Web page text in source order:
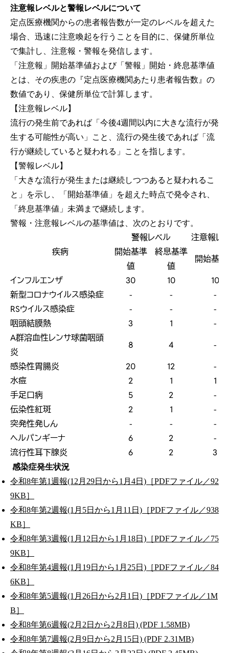
注意報レベルと警報レベルについて
定点医療機関からの患者報告数が一定のレベルを超えた
場合、迅速に注意喚起を行うことを目的に、保健所単位
で集計し、注意報・警報を発信します。
「注意報」開始基準値および「警報」開始・終息基準値
とは、その疾患の『定点医療機関あたり患者報告数』の
数値であり、保健所単位で計算します。
【注意報レベル】
流行の発生前であれば「今後4週間以内に大きな流行が発
生する可能性が高い」こと、流行の発生後であれば「流
行が継続していると疑われる」ことを指します。
【警報レベル】
「大きな流行が発生または継続しつつあると疑われるこ
と」を示し、「開始基準値」を超えた時点で発令され、
「終息基準値」未満まで継続します。
警報・注意報レベルの基準値は、次のとおりです。
疾病
警報レベル
注意報レ
開始基準
値
終息基準
値
開始基
インフルエンザ
30 10
10
新型コロナウイルス感染症
- -
-
RSウイルス感染症
- -
-
咽頭結膜熱
3 1
-
A群溶血性レンサ球菌咽頭
炎
8 4
-
感染性胃腸炎
20 12
-
水痘
2 1
1
手足口病
5 2
-
伝染性紅斑
2 1
-
突発性発しん
- -
-
ヘルパンギーナ
6 2
-
流行性耳下腺炎
6 2 3
感染症発生状況
令和8年第1週報(12月29日から1月4日)［PDFファイル／92
9KB］
令和8年第2週報(1月5日から1月11日)［PDFファイル／938
KB］
令和8年第3週報(1月12日から1月18日)［PDFファイル／75
9KB］
令和8年第4週報(1月19日から1月25日)［PDFファイル／84
6KB］
令和8年第5週報(1月26日から2月1日)［PDFファイル／1M
B］
令和8年第6週報(2月2日から2月8日) (PDF 1.58MB)
令和8年第7週報(2月9日から2月15日) (PDF 2.31MB)